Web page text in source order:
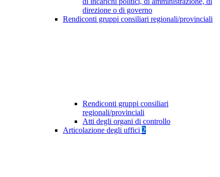
direzione o di governo
Rendiconti gruppi consiliari regionali/provinciali
Rendiconti gruppi consiliari
regionali/provinciali
Atti degli organi di controllo
Articolazione degli uffici 2